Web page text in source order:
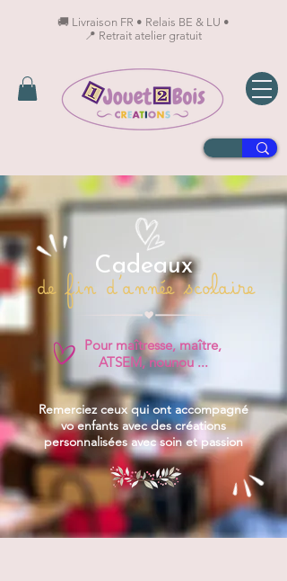
🚚 Livraison FR • Relais BE & LU •
📍 Retrait atelier gratuit
Cadeaux
de fin d'année scolaire
Pour maîtresse, maître,
ATSEM, nounou ...
Remerciez ceux qui ont accompagné
vo enfants avec des créations
personnalisées avec soin et passion